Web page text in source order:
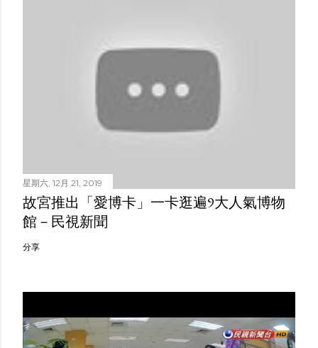
星期六, 12月 21, 2019
故宮推出「愛博卡」一卡逛遍9大人氣博物
館－民視新聞
分享